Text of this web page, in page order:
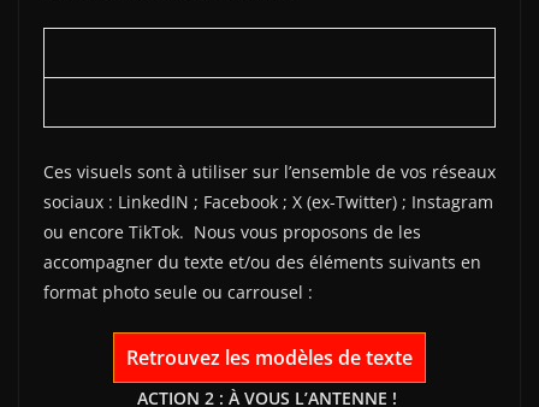
Ces visuels sont à utiliser sur l’ensemble de vos réseaux
sociaux : LinkedIN ; Facebook ; X (ex-Twitter) ; Instagram
ou encore TikTok. Nous vous proposons de les
accompagner du texte et/ou des éléments suivants en
format photo seule ou carrousel :
Retrouvez les modèles de texte
ACTION 2 : À VOUS L’ANTENNE !